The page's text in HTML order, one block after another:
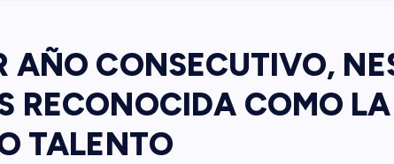
AÑO CONSECUTIVO,
RECONOCIDA COMO
TALENTO